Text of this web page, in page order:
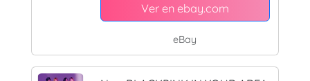
Ver en ebay.com
eBay